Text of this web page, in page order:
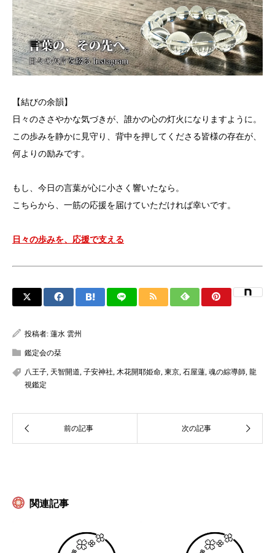
【結びの余韻】
日々のささやかな気づきが、誰かの心の灯火になりますように。
この歩みを静かに見守り、背中を押してくださる皆様の存在が、
何よりの励みです。
もし、今日の言葉が心に小さく響いたなら。
こちらから、一筋の応援を届けていただければ幸いです。
日々の歩みを、応援で支える
投稿者: 蓮水 雲州
鑑定会の栞
八王子 天智開道 子安神社 木花開耶姫命 東京 石屋蓮 魂の綜導師 龍
視鑑定
関連記事